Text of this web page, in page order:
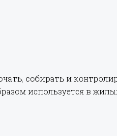
собирать и
используется в